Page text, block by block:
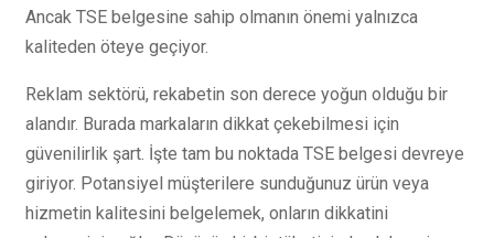
Ancak TSE belgesine sahip olmanın önemi yalnızca
kaliteden öteye geçiyor.
Reklam sektörü, rekabetin son derece yoğun olduğu bir
alandır. Burada markaların dikkat çekebilmesi için
güvenilirlik şart. İşte tam bu noktada TSE belgesi devreye
giriyor. Potansiyel müşterilere sunduğunuz ürün veya
hizmetin kalitesini belgelemek, onların dikkatini